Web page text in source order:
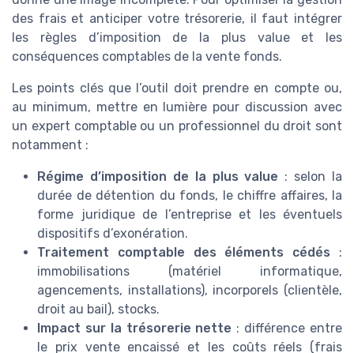
des frais et anticiper votre trésorerie, il faut intégrer
les règles d’imposition de la plus value et les
conséquences comptables de la vente fonds.
Les points clés que l’outil doit prendre en compte ou,
au minimum, mettre en lumière pour discussion avec
un expert comptable ou un professionnel du droit sont
notamment :
Régime d’imposition de la plus value : selon la
durée de détention du fonds, le chiffre affaires, la
forme juridique de l’entreprise et les éventuels
dispositifs d’exonération.
Traitement comptable des éléments cédés :
immobilisations (matériel informatique,
agencements, installations), incorporels (clientèle,
droit au bail), stocks.
Impact sur la trésorerie nette : différence entre
le prix vente encaissé et les coûts réels (frais